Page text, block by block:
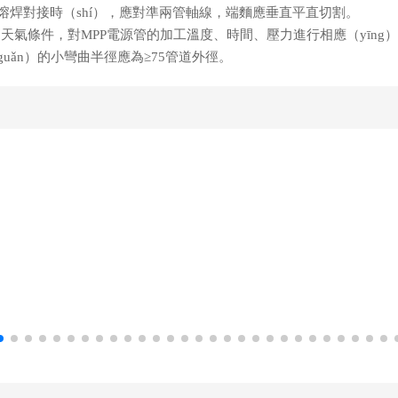
焊對接時（shí），應對準兩管軸線，端麵應垂直平直切割。
氣條件，對MPP電源管的加工溫度、時間、壓力進行相應（yīng
）的小彎曲半徑應為≥75管道外徑。